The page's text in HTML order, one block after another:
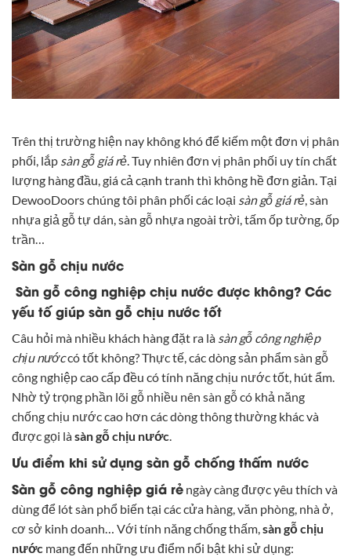
Trên thị trường hiện nay không khó để kiếm một đơn vị phân
phối, lắp sàn gỗ giá rẻ. Tuy nhiên đơn vị phân phối uy tín chất
lượng hàng đầu, giá cả cạnh tranh thì không hề đơn giản. Tại
DewooDoors chúng tôi phân phối các loại sàn gỗ giá rẻ, sàn
nhựa giả gỗ tự dán, sàn gỗ nhựa ngoài trời, tấm ốp tường, ốp
trần…
Sàn gỗ chịu nước
Sàn gỗ công nghiệp chịu nước được không? Các
yếu tố giúp sàn gỗ chịu nước tốt
Câu hỏi mà nhiều khách hàng đặt ra là sàn gỗ công nghiệp
chịu nướccó tốt không? Thực tế, các dòng sản phẩm sàn gỗ
công nghiệp cao cấp đều có tính năng chịu nước tốt, hút ẩm.
Nhờ tỷ trọng phần lõi gỗ nhiều nên sàn gỗ có khả năng
chống chịu nước cao hơn các dòng thông thường khác và
được gọi làsàn gỗ chịu nước.
Ưu điểm khi sử dụng sàn gỗ chống thấm nước
Sàn gỗ công nghiệp giá rẻ ngày càng được yêu thích và
dùng để lót sàn phổ biến tại các cửa hàng, văn phòng, nhà ở,
cơ sở kinh doanh… Với tính năng chống thấm,sàn gỗ chịu
nước mang đến những ưu điểm nổi bật khi sử dụng: